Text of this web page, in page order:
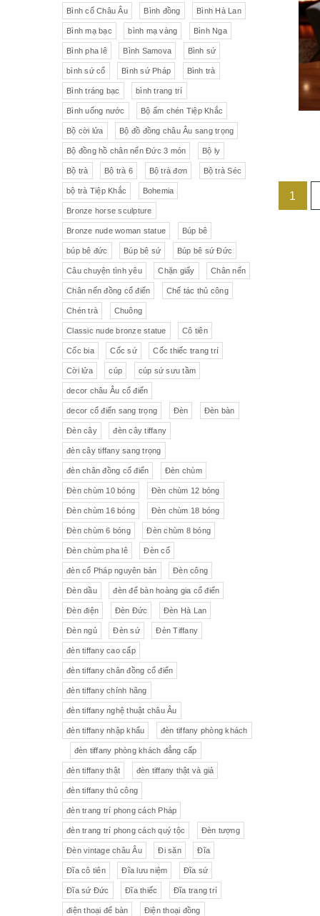
1
Đồ trang trí khác Đèn
Đồ sứ khác Tranh sơn dầu
Đồ sứ nhỏ Đôn bình
Âu sứ có nắp Gạt tàn
Ly pha lê Liễn cổ
Đồ sứ hồng Đồ sứ
Liễn sứ Đồng hồ quả lê
Đồng hồ Đèn chùm
Đèn chùm pha lê Tiệp
Đồng hồ để bàn Đồ nội thất
Pha lê màu đắp hoa nổi
Pha lê Đĩa trang trí
Sứ hồng
Ấm chén sứ Tiệp Bộ trà
Sữa
Tượng đồng Thảm
Độc bình Đồ đồng
Tượng sứ Đồ trang trí nhỏ
Rượu Cognac
Thực phẩm chức năng
Rượu Whisky Rượu vang
Tượng gốm Đèn bàn
Tượng Bộ trà sứ Tiệp
Liên Xô
Cộng hòa Séc- chợ đồ cổ Praha
pha lê Tiệp Đồ sứ Tiệp
Sứ Đức Italia, Germany
VebR- Đức Royal Schwabap
H&C - Séc Bohemia
Đức
Bavaria Nutrilon
Fonderie Bords de Seine
Chế tác thủ công Hennessy
Johnie Walker Pháp
L'art Bronze Qualité France
Karlovy Vary
Bình cổ Châu Âu Bình đồng Bình Hà Lan
Bình mạ bạc bình mạ vàng Bình Nga
Bình pha lê Bình Samova Bình sứ
bình sứ cổ Bình sứ Pháp Bình trà
Bình tráng bạc bình trang trí
Bình uống nước Bộ ấm chén Tiệp Khắc
Bộ cời lửa Bộ đồ đồng châu Âu sang trọng
Bộ đồng hồ chân nến Đức 3 món Bộ ly
Bộ trà Bộ trà 6 Bộ trà đơn Bộ trà Séc
bộ trà Tiệp Khắc Bohemia
Bronze horse sculpture
Bronze nude woman statue Búp bê
búp bê đức Búp bê sứ Búp bê sứ Đức
Câu chuyện tình yêu Chặn giấy Chân nến
Chân nến đồng cổ điển Chế tác thủ công
Chén trà Chuông
Classic nude bronze statue Cô tiên
Cốc bia Cốc sứ Cốc thiếc trang trí
Cời lửa cúp cúp sứ sưu tầm
decor châu Âu cổ điển
decor cổ điển sang trọng Đèn Đèn bàn
Đèn cây đèn cây tiffany
đèn cây tiffany sang trọng
đèn chân đồng cổ điển Đèn chùm
Đèn chùm 10 bóng Đèn chùm 12 bóng
Đèn chùm 16 bóng Đèn chùm 18 bóng
Đèn chùm 6 bóng Đèn chùm 8 bóng
Đèn chùm pha lê Đèn cổ
đèn cổ Pháp nguyên bản Đèn công
Đèn dầu đèn để bàn hoàng gia cổ điển
Đèn điện Đèn Đức Đèn Hà Lan
Đèn ngủ Đèn sứ Đèn Tiffany
đèn tiffany cao cấp
đèn tiffany chân đồng cổ điển
đèn tiffany chính hãng
đèn tiffany nghệ thuật châu Âu
đèn tiffany nhập khẩu đèn tiffany phòng khách
đèn tiffany phòng khách đẳng cấp
đèn tiffany thật đèn tiffany thật và giả
đèn tiffany thủ công
đèn trang trí phong cách Pháp
đèn trang trí phong cách quý tộc Đèn tượng
Đèn vintage châu Âu Đi săn Đĩa
Đĩa cô tiên Đĩa lưu niệm Đĩa sứ
Đĩa sứ Đức Đĩa thiếc Đĩa trang trí
điện thoại để bàn Điện thoại đồng